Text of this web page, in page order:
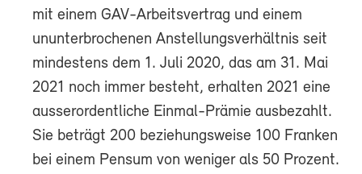
mit einem GAV-Arbeitsvertrag und einem
ununterbrochenen Anstellungsverhältnis seit
mindestens dem 1. Juli 2020, das am 31. Mai
2021 noch immer besteht, erhalten 2021 eine
ausserordentliche Einmal-Prämie ausbezahlt.
Sie beträgt 200 beziehungsweise 100 Franken
bei einem Pensum von weniger als 50 Prozent.